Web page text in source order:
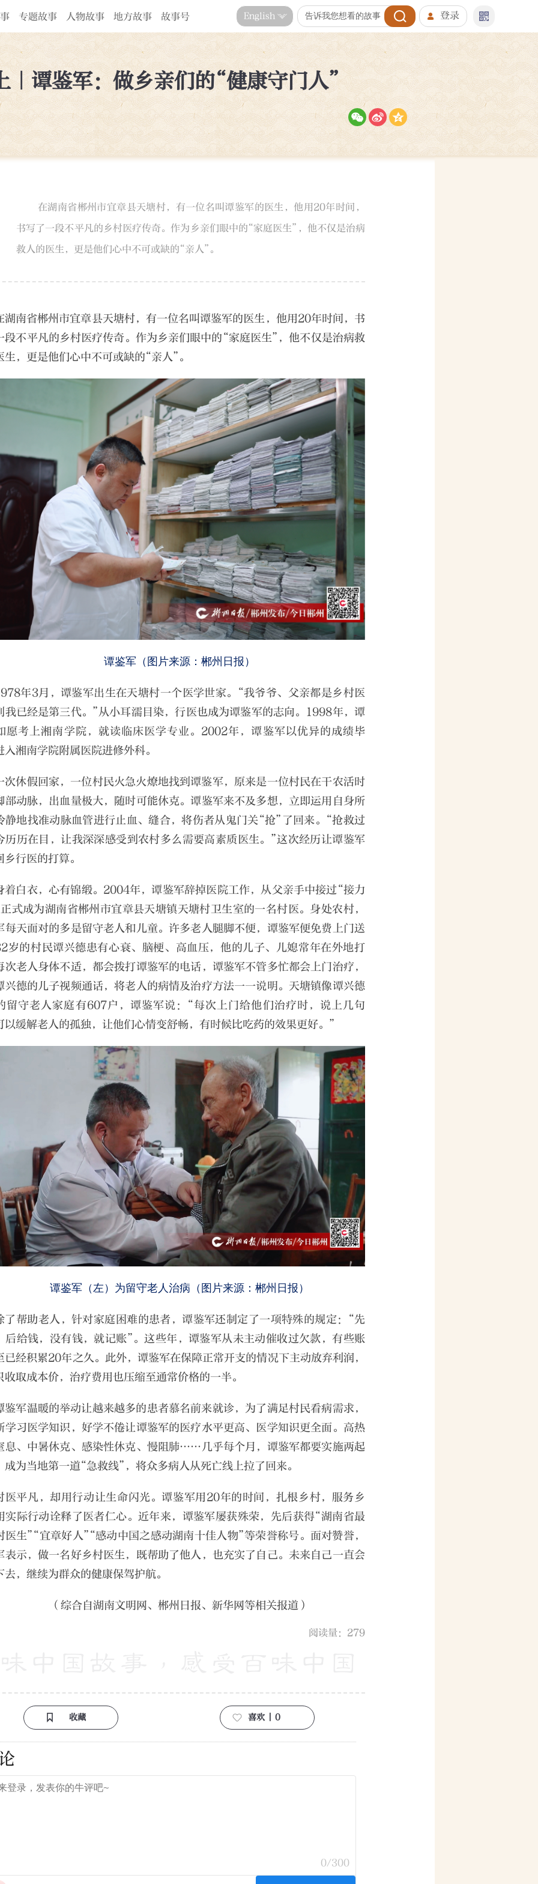
专题故事 人物故事 地方故事 故事号 登录
English
｜谭鉴军：做乡亲们的“健康守门人”
在湖南省郴州市宜章县天塘村，有一位名叫谭鉴军的医生，他用20年时间，
书写了一段不平凡的乡村医疗传奇。作为乡亲们眼中的“家庭医生”，他不仅是治病
救人的医生，更是他们心中不可或缺的“亲人”。
湖南省郴州市宜章县天塘村，有一位名叫谭鉴军的医生，他用20年时间，书
段不平凡的乡村医疗传奇。作为乡亲们眼中的“家庭医生”，他不仅是治病救
生，更是他们心中不可或缺的“亲人”。
谭鉴军（图片来源：郴州日报）
年3月，谭鉴军出生在天塘村一个医学世家。“我爷爷、父亲都是乡村医
我已经是第三代。”从小耳濡目染，行医也成为谭鉴军的志向。1998年，谭
愿考上湘南学院，就读临床医学专业。2002年，谭鉴军以优异的成绩毕
入湘南学院附属医院进修外科。
次休假回家，一位村民火急火燎地找到谭鉴军，原来是一位村民在干农活时
部动脉，出血量极大，随时可能休克。谭鉴军来不及多想，立即运用自身所
静地找准动脉血管进行止血、缝合，将伤者从鬼门关“抢”了回来。“抢救过
历历在目，让我深深感受到农村多么需要高素质医生。”这次经历让谭鉴军
乡行医的打算。
着白衣，心有锦缎。2004年，谭鉴军辞掉医院工作，从父亲手中接过“接力
式成为湖南省郴州市宜章县天塘镇天塘村卫生室的一名村医。身处农村，
每天面对的多是留守老人和儿童。许多老人腿脚不便，谭鉴军便免费上门送
岁的村民谭兴德患有心衰、脑梗、高血压，他的儿子、儿媳常年在外地打
次老人身体不适，都会拨打谭鉴军的电话，谭鉴军不管多忙都会上门治疗，
兴德的儿子视频通话，将老人的病情及治疗方法一一说明。天塘镇像谭兴德
留守老人家庭有607户，谭鉴军说：“每次上门给他们治疗时，说上几句
以缓解老人的孤独，让他们心情变舒畅，有时候比吃药的效果更好。”
谭鉴军（左）为留守老人治病（图片来源：郴州日报）
了帮助老人，针对家庭困难的患者，谭鉴军还制定了一项特殊的规定：“先
后给钱，没有钱，就记账”。这些年，谭鉴军从未主动催收过欠款，有些账
已经积累20年之久。此外，谭鉴军在保障正常开支的情况下主动放弃利润，
收取成本价，治疗费用也压缩至通常价格的一半。
鉴军温暖的举动让越来越多的患者慕名前来就诊，为了满足村民看病需求，
学习医学知识，好学不倦让谭鉴军的医疗水平更高、医学知识更全面。高热
息、中暑休克、感染性休克、慢阻肺……几乎每个月，谭鉴军都要实施两起
成为当地第一道“急救线”，将众多病人从死亡线上拉了回来。
医平凡，却用行动让生命闪光。谭鉴军用20年的时间，扎根乡村，服务乡
实际行动诠释了医者仁心。近年来，谭鉴军屡获殊荣，先后获得“湖南省最
医生”“宜章好人”“感动中国之感动湖南十佳人物”等荣誉称号。面对赞誉，
表示，做一名好乡村医生，既帮助了他人，也充实了自己。未来自己一直会
去，继续为群众的健康保驾护航。
（综合自湖南文明网、郴州日报、新华网等相关报道）
阅读量：279
收藏 喜欢 0
0/300